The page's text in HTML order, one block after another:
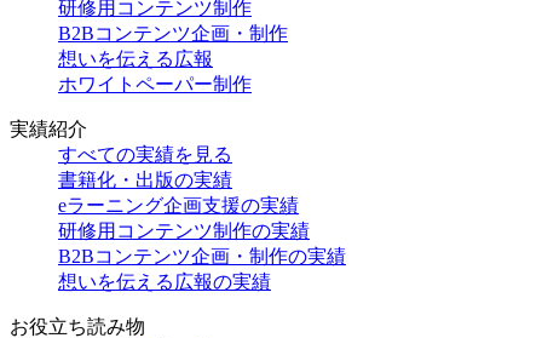
研修用コンテンツ制作
B2Bコンテンツ企画・制作
想いを伝える広報
ホワイトペーパー制作
実績紹介
すべての実績を見る
書籍化・出版の実績
eラーニング企画支援の実績
研修用コンテンツ制作の実績
B2Bコンテンツ企画・制作の実績
想いを伝える広報の実績
お役立ち読み物